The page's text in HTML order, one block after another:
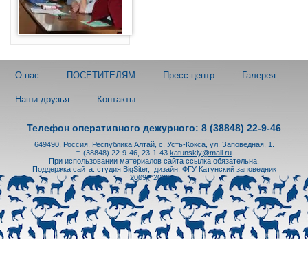
О нас ПОСЕТИТЕЛЯМ Пресс-центр Галерея
Наши друзья Контакты
Телефон оперативного дежурного: 8 (38848) 22-9-46
649490, Россия, Республика Алтай, с. Усть-Кокса, ул. Заповедная, 1.
т. (38848) 22-9-46, 23-1-43 katunskiy@mail.ru
При использовании материалов сайта ссылка обязательна.
Поддержка сайта: студия BigSiter,
дизайн: ФГУ Катунский заповедник
2009 - 2026 гг.